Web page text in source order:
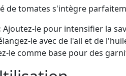
de tomates s'intègre
Ajoutez-le pour intensifier la
le avec de l'ail et de
le comme base pour des